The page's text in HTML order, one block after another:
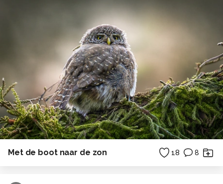
Met de boot naar de zon 18 8